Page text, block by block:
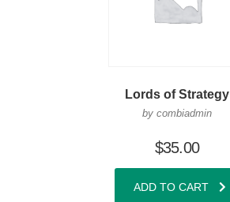
Lords of Strategy
by combiadmin
$35.00
ADD TO CART